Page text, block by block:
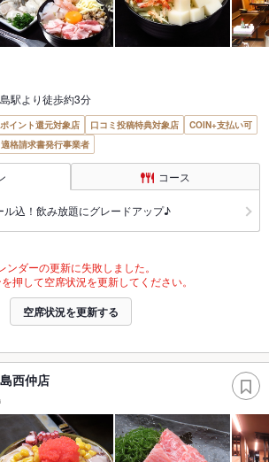
駅より徒歩約3分
イント還元対象店 口コミ投稿特典対象店
COIN+支払い可
適格請求書発行事業者
コース
込！飲み放題にグレードアップ♪
ンダーの更新に失敗しました。
押して空席状況を更新してください。
空席状況を更新する
西仲店